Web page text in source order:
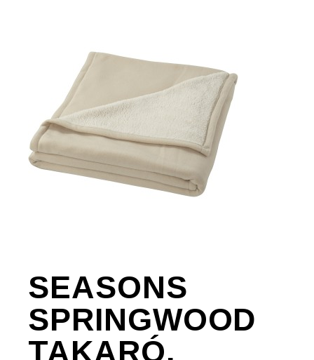
SEASONS
SPRINGWOOD
TAKARÓ,